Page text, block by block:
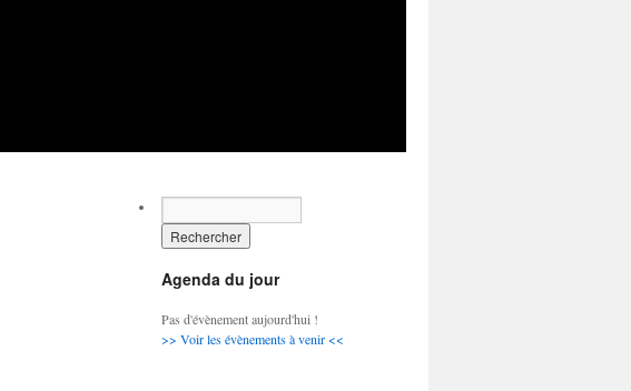
Agenda du jour
Pas d'évènement aujourd'hui !
>> Voir les évènements à venir <<